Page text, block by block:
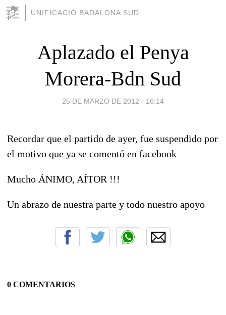
UNIFICACIÓ BADALONA SUD
Aplazado el Penya
Morera-Bdn Sud
25 DE MARZO DE 2012 - 16:14
Recordar que el partido de ayer, fue suspendido por
el motivo que ya se comentó en facebook
Mucho ÁNIMO, AÍTOR !!!
Un abrazo de nuestra parte y todo nuestro apoyo
0 COMENTARIOS